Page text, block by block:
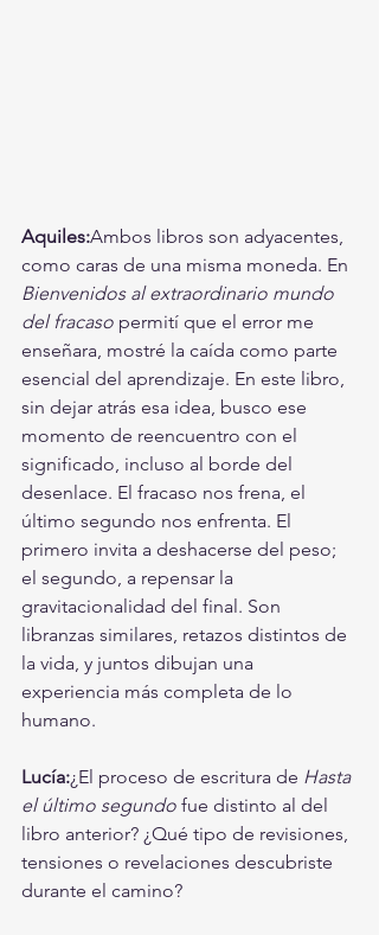
Aquiles:Ambos libros son adyacentes,
como caras de una misma moneda. En
Bienvenidos al extraordinario mundo
del fracaso permití que el error me
enseñara, mostré la caída como parte
esencial del aprendizaje. En este libro,
sin dejar atrás esa idea, busco ese
momento de reencuentro con el
significado, incluso al borde del
desenlace. El fracaso nos frena, el
último segundo nos enfrenta. El
primero invita a deshacerse del peso;
el segundo, a repensar la
gravitacionalidad del final. Son
libranzas similares, retazos distintos de
la vida, y juntos dibujan una
experiencia más completa de lo
humano.
Lucía:¿El proceso de escritura de Hasta
el último segundo fue distinto al del
libro anterior? ¿Qué tipo de revisiones,
tensiones o revelaciones descubriste
durante el camino?